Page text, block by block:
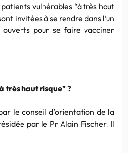
vulnérables “à très haut
invitées à se rendre dans l’un
ouverts pour se faire vacciner
très haut risque” ?
le conseil d’orientation de la
par le Pr Alain Fischer. Il